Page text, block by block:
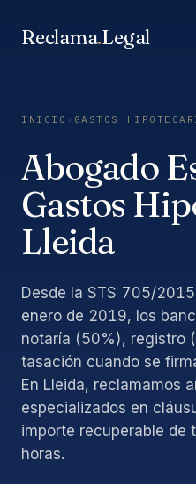
Reclama.Legal
INICIO › GASTOS
Abogado
Gastos
Lleida
Desde la STS 705/
enero de 2019, los
notaría (50%), registro
tasación cuando se
En Lleida, reclamamos
especializados en
importe recuperable de
horas.